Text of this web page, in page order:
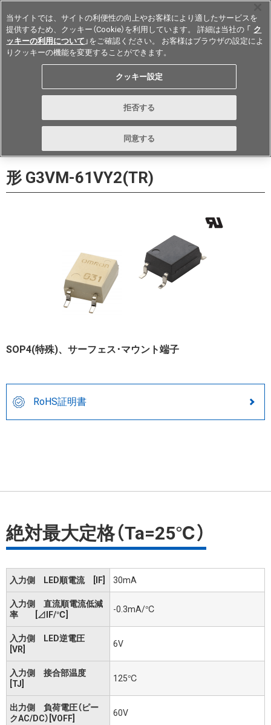
Japan
お問い合わせ
形 G3VM-61VY2(TR)
SOP4(特殊)、サーフェス･マウント端子
RoHS証明書
絶対最大定格（Ta=25℃）
入力側 LED順電流 [IF] 30mA
入力側 直流順電流低減
率 [⊿IF/℃]
-0.3mA/℃
入力側 LED逆電圧
[VR]
6V
入力側 接合部温度
[TJ]
125℃
出力側 負荷電圧（ピー
クAC/DC）[VOFF]
60V
当サイトでは、サイトの利便性の向上やお客様により適したサービスを
提供するため、クッキー（Cookie）を利用しています。 詳細は当社の 「 ク
ッキーの利用について 」をご確認ください。 お客様はブラウザの設定によ
りクッキーの機能を変更することができます。
クッキー設定
拒否する
同意する